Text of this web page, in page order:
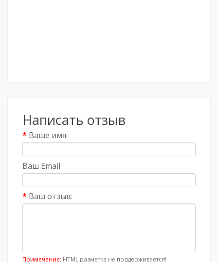
Написать отзыв
Ваше имя:
Ваш Email
Ваш отзыв:
Примечание: HTML разметка не поддерживается!